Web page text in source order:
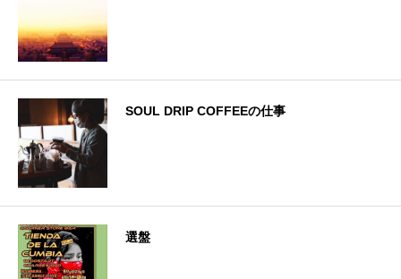
SOUL DRIP COFFEEの仕事
選盤